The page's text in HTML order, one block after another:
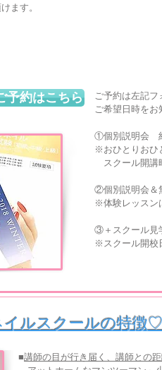
ます。
予約はこちら
ご予約は左記フ
ご希望日時を
①個別説明会
※おひとりおひ
スクール開講
②個別説明会
※体験レッスン
③＋スクール見
※スクール開校
ルスクールの特徴
■講師の目が行き届く、講師との